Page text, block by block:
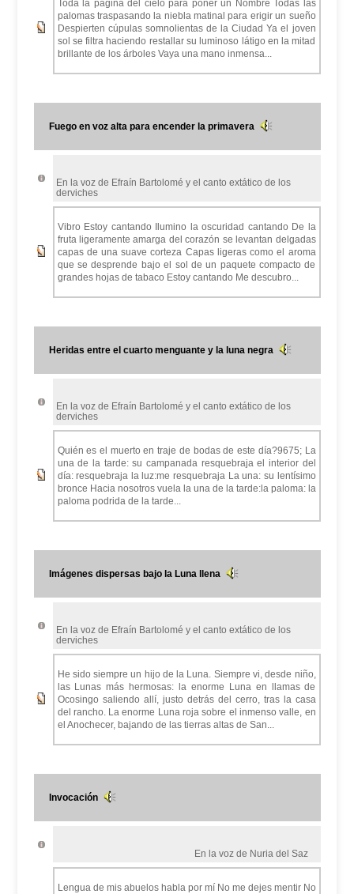
Toda la página del cielo para poner un Nombre Todas las
palomas traspasando la niebla matinal para erigir un sueño
Despierten cúpulas somnolientas de la Ciudad Ya el joven
sol se filtra haciendo restallar su luminoso látigo en la mitad
brillante de los árboles Vaya una mano inmensa...
Fuego en voz alta para encender la primavera
En la voz de Efraín Bartolomé y el canto extático de los
derviches
Vibro Estoy cantando Ilumino la oscuridad cantando De la
fruta ligeramente amarga del corazón se levantan delgadas
capas de una suave corteza Capas ligeras como el aroma
que se desprende bajo el sol de un paquete compacto de
grandes hojas de tabaco Estoy cantando Me descubro...
Heridas entre el cuarto menguante y la luna negra
En la voz de Efraín Bartolomé y el canto extático de los
derviches
Quién es el muerto en traje de bodas de este día?9675; La
una de la tarde: su campanada resquebraja el interior del
día: resquebraja la luz:me resquebraja La una: su lentísimo
bronce Hacia nosotros vuela la una de la tarde:la paloma: la
paloma podrida de la tarde...
Imágenes dispersas bajo la Luna llena
En la voz de Efraín Bartolomé y el canto extático de los
derviches
He sido siempre un hijo de la Luna. Siempre vi, desde niño,
las Lunas más hermosas: la enorme Luna en llamas de
Ocosingo saliendo allí, justo detrás del cerro, tras la casa
del rancho. La enorme Luna roja sobre el inmenso valle, en
el Anochecer, bajando de las tierras altas de San...
Invocación
En la voz de Nuria del Saz
Lengua de mis abuelos habla por mí No me dejes mentir No